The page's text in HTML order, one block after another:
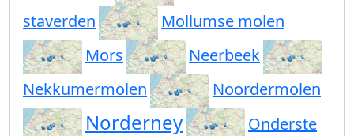
staverden
Mollumse molen
Mors
Neerbeek
Nekkumermolen
Noordermolen
Norderney
Onderste